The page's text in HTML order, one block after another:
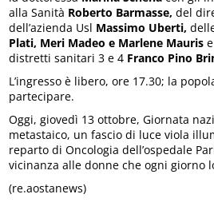
alla Sanità Roberto Barmasse, del
dell’azienda Usl Massimo Uberti,
Plati, Meri Madeo e Marlene Mauris
distretti sanitari 3 e 4 Franco Pino
L’ingresso è libero, ore 17.30; la
partecipare.
Oggi, giovedì 13 ottobre, Giornata
metastaico, un fascio di luce viola
reparto di Oncologia dell’ospedale
vicinanza alle donne che ogni giorno
(re.aostanews)